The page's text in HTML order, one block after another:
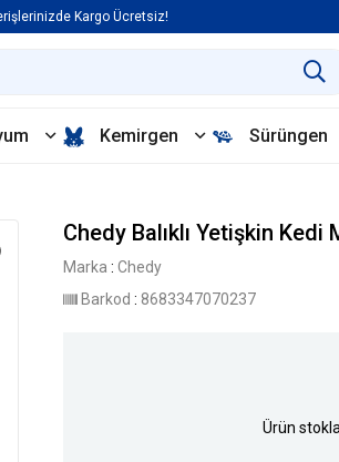
Kargo Ücretsiz!
Kemirgen Sürüngen
Chedy Balıklı Yetişkin Kedi
Marka : Chedy
Barkod : 8683347070237
Ürün